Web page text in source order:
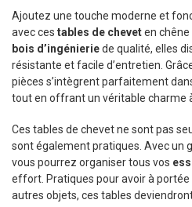
Ajoutez une touche moderne et
avec ces tables de cheveten
bois d’ingénieriede qualité, elles
résistante et facile d’entretien.
pièces s’intègrent parfaitement
tout en offrant un véritable charme
Ces tables de chevet ne sont pas
sont également pratiques. Avec un
vous pourrez organiser tous vos
effort. Pratiques pour avoir à
autres objets, ces tables